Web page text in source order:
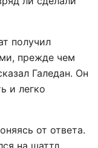
получил
прежде чем
Галедан. Он
и легко
от ответа.
на шаттл,